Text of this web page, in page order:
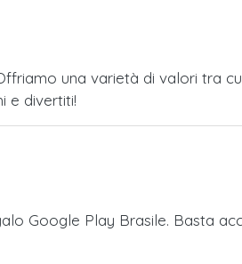
una varietà di valori tra
e divertiti!
Google Play Brasile. Basta